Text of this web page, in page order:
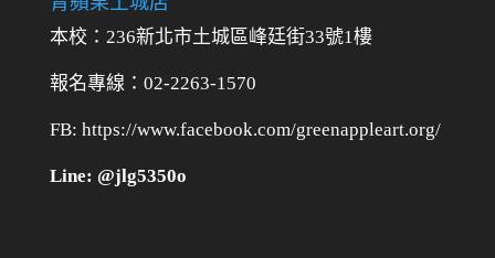
本校：236新北市土城區峰廷街33號1樓
報名專線：02-2263-1570
FB: https://www.facebook.com/greenappleart.org/
Line: @jlg5350o